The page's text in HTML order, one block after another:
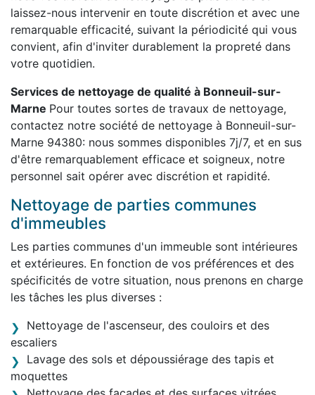
laissez-nous intervenir en toute discrétion et avec une
remarquable efficacité, suivant la périodicité qui vous
convient, afin d'inviter durablement la propreté dans
votre quotidien.
Services de nettoyage de qualité à Bonneuil-sur-
Marne Pour toutes sortes de travaux de nettoyage,
contactez notre société de nettoyage à Bonneuil-sur-
Marne 94380: nous sommes disponibles 7j/7, et en sus
d'être remarquablement efficace et soigneux, notre
personnel sait opérer avec discrétion et rapidité.
Nettoyage de parties communes
d'immeubles
Les parties communes d'un immeuble sont intérieures
et extérieures. En fonction de vos préférences et des
spécificités de votre situation, nous prenons en charge
les tâches les plus diverses :
Nettoyage de l'ascenseur, des couloirs et des
escaliers
Lavage des sols et dépoussiérage des tapis et
moquettes